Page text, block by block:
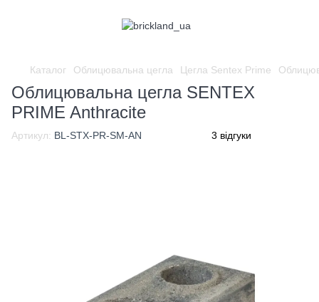
Каталог Облицювальна цегла Цегла Sentex Prime
Облицювальна цегла SENTEX
PRIME Anthracite
Артикул: BL-STX-PR-SM-AN 3 відгуки